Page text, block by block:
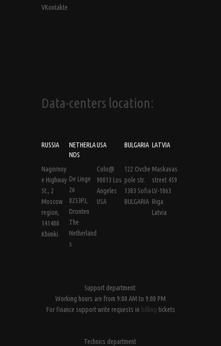
VKontakte
Data-centers location:
RUSSIA
Nagornoy
e Highway
St., 2
Moscow
region,
141400
Khimki
NETHERLA
NDS
De Linge
26
8253PJ,
Dronten
The
Netherland
s
USA
Colo@
90013 Los
Angeles
USA
BULGARIA
122 Ovche
pole str.
1303 Sofia
BULGARIA
LATVIA
Maskavas
street 459
LV-1063
Riga
Latvia
Support department:
Working hours are from 9:00 AM to 9:00 PM
For finance support write requests in billing tickets
Technics department